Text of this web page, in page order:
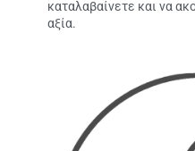
καταλαβαίνετε και να
αξία.